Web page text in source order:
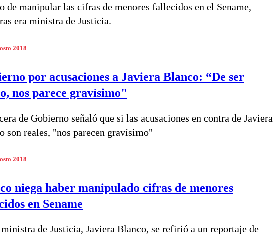
de manipular las cifras de menores fallecidos en el Sename,
era ministra de Justicia.
2018
por acusaciones a Javiera Blanco: “De ser
nos parece gravísimo"
de Gobierno señaló que si las acusaciones en contra de Javiera
son reales, "nos parecen gravísimo"
2018
niega haber manipulado cifras de menores
en Sename
de Justicia, Javiera Blanco, se refirió a un reportaje de